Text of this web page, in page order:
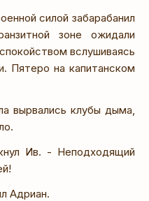
силой забарабанил
зоне ожидали
вслушиваясь
Пятеро на капитанском
вырвались клубы дыма,
Ив. - Неподходящий
Адриан.